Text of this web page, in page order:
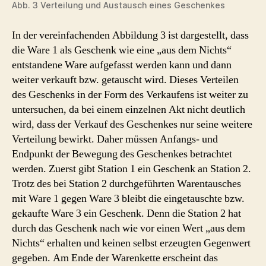
Abb. 3 Verteilung und Austausch eines Geschenkes
In der vereinfachenden Abbildung 3 ist dargestellt, dass
die Ware 1 als Geschenk wie eine „aus dem Nichts“
entstandene Ware aufgefasst werden kann und dann
weiter verkauft bzw. getauscht wird. Dieses Verteilen
des Geschenks in der Form des Verkaufens ist weiter zu
untersuchen, da bei einem einzelnen Akt nicht deutlich
wird, dass der Verkauf des Geschenkes nur seine weitere
Verteilung bewirkt. Daher müssen Anfangs- und
Endpunkt der Bewegung des Geschenkes betrachtet
werden. Zuerst gibt Station 1 ein Geschenk an Station 2.
Trotz des bei Station 2 durchgeführten Warentausches
mit Ware 1 gegen Ware 3 bleibt die eingetauschte bzw.
gekaufte Ware 3 ein Geschenk. Denn die Station 2 hat
durch das Geschenk nach wie vor einen Wert „aus dem
Nichts“ erhalten und keinen selbst erzeugten Gegenwert
gegeben. Am Ende der Warenkette erscheint das